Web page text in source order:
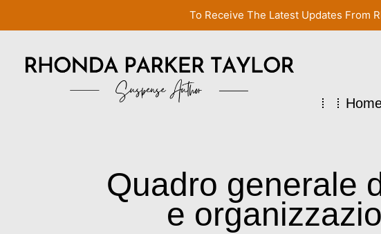
Quadro generale
e
To Receive The Latest Updates From